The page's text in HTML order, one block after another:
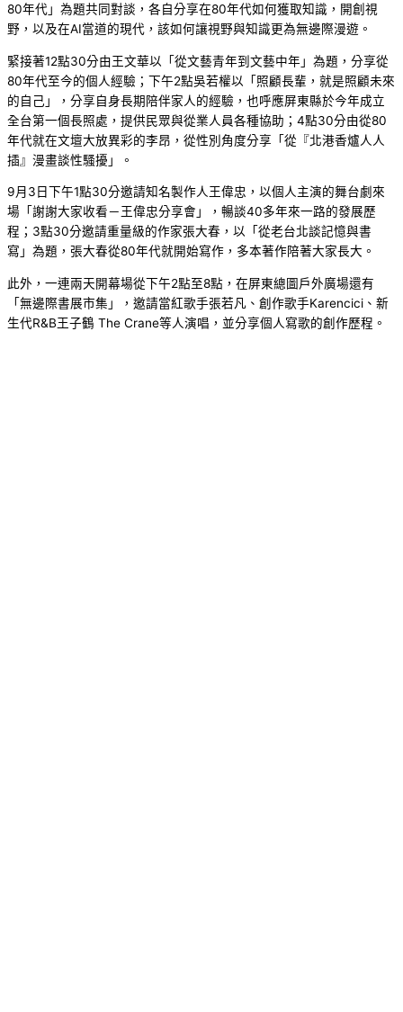
80年代」為題共同對談，各自分享在80年代如何獲取知識，開創視
野，以及在AI當道的現代，該如何讓視野與知識更為無邊際漫遊。
緊接著12點30分由王文華以「從文藝青年到文藝中年」為題，分享從
80年代至今的個人經驗；下午2點吳若權以「照顧長輩，就是照顧未來
的自己」，分享自身長期陪伴家人的經驗，也呼應屏東縣於今年成立
全台第一個長照處，提供民眾與從業人員各種協助；4點30分由從80
年代就在文壇大放異彩的李昂，從性別角度分享「從『北港香爐人人
插』漫畫談性騷擾」。
9月3日下午1點30分邀請知名製作人王偉忠，以個人主演的舞台劇來
場「謝謝大家收看－王偉忠分享會」，暢談40多年來一路的發展歷
程；3點30分邀請重量級的作家張大春，以「從老台北談記憶與書
寫」為題，張大春從80年代就開始寫作，多本著作陪著大家長大。
此外，一連兩天開幕場從下午2點至8點，在屏東總圖戶外廣場還有
「無邊際書展市集」，邀請當紅歌手張若凡、創作歌手Karencici、新
生代R&B王子鶴 The Crane等人演唱，並分享個人寫歌的創作歷程。